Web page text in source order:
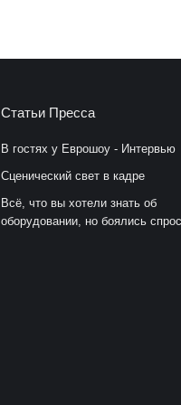
Статьи Пресса
В гостях у Еврошоу - Интервью
Сценический свет в кадре
Всё, что вы хотели знать об
оборудовании, но боялись